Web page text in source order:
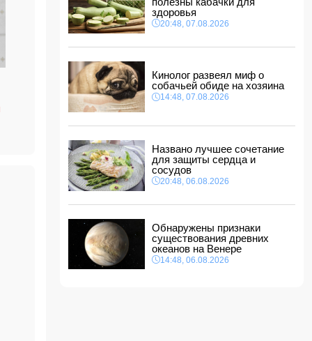
14:00, 07.08.2026
Прогноз погоды в Азербайджане на 8 августа
В Азербайджане ищут сотрудников с
зарплатой до 10 000 манатов
12:40, 07.08.2026
рекордного с 2020 года показателя
12:34, 07.08.2026
Житель Гёйчая напал с ножом на
предпринимательницу в кафе
12:28, 07.08.2026
В Нахчыванской АР сотрудники МЧС спасли
12:12, 07.08.2026
здоровья
20:48, 07.08.2026
Кинолог развеял миф о
собачьей обиде на хозяина
14:48, 07.08.2026
Названо лучшее сочетание
для защиты сердца и
сосудов
20:48, 06.08.2026
Обнаружены признаки
существования древних
океанов на Венере
14:48, 06.08.2026